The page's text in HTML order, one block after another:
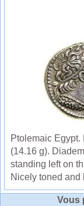
Ptolemaic Egypt.
(14.16 g).
standing left on
Nicely toned and
Vous